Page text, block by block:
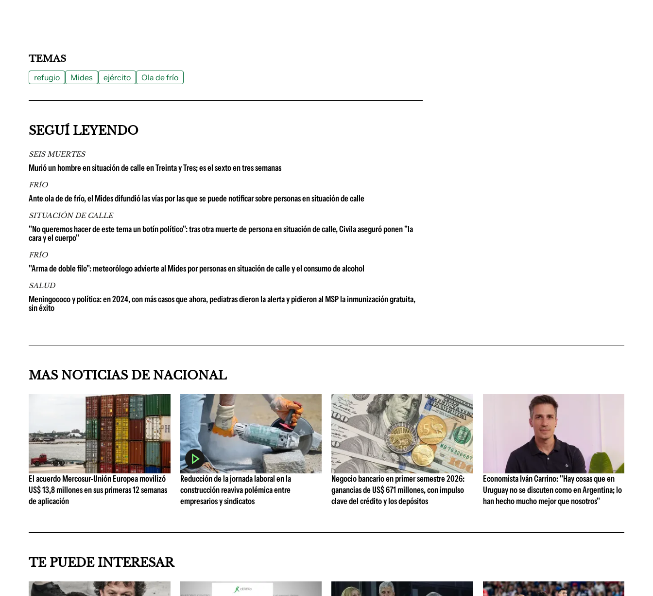
TEMAS
refugio Mides ejército Ola de frío
SEGUÍ LEYENDO
SEIS MUERTES
Murió un hombre en situación de calle en Treinta y Tres; es el sexto en tres semanas
FRÍO
Ante ola de de frío, el Mides difundió las vías por las que se puede notificar sobre personas en situación de calle
SITUACIÓN DE CALLE
"No queremos hacer de este tema un botín político": tras otra muerte de persona en situación de calle, Civila aseguró ponen "la
cara y el cuerpo"
FRÍO
"Arma de doble filo": meteorólogo advierte al Mides por personas en situación de calle y el consumo de alcohol
SALUD
Meningococo y política: en 2024, con más casos que ahora, pediatras dieron la alerta y pidieron al MSP la inmunización gratuita,
sin éxito
MAS NOTICIAS DE NACIONAL
El acuerdo Mercosur-Unión Europea movilizó
US$ 13,8 millones en sus primeras 12 semanas
de aplicación
Reducción de la jornada laboral en la
construcción reaviva polémica entre
empresarios y sindicatos
Negocio bancario en primer semestre 2026:
ganancias de US$ 671 millones, con impulso
clave del crédito y los depósitos
Economista Iván Carrino: "Hay cosas que en
Uruguay no se discuten como en Argentina; lo
han hecho mucho mejor que nosotros"
TE PUEDE INTERESAR